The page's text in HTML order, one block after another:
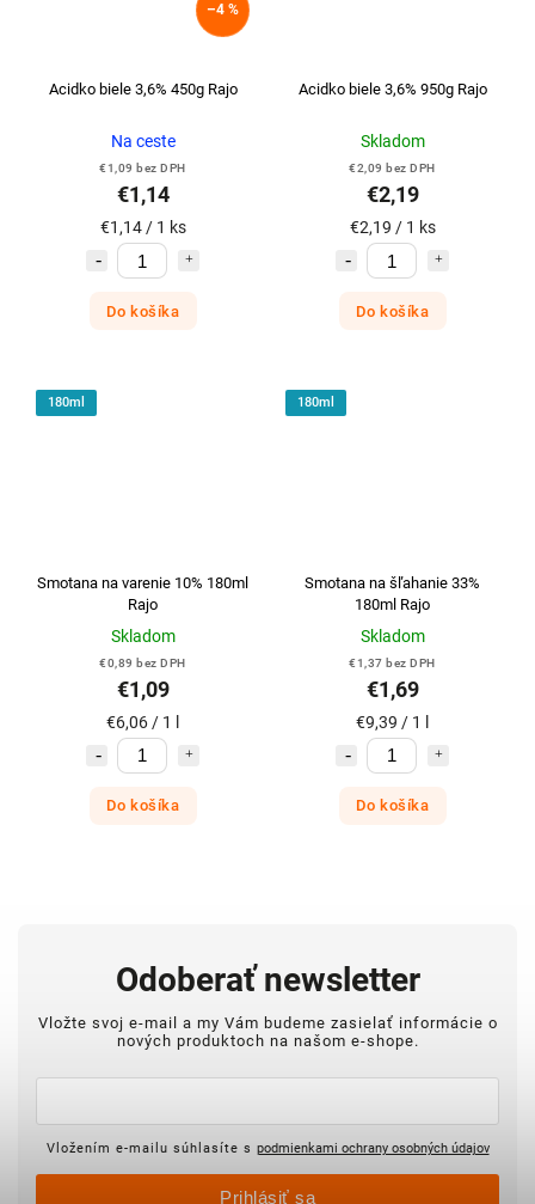
–4 %
Acidko biele 3,6% 450g Rajo
Na ceste
€1,09 bez DPH
€1,14
€1,14 / 1 ks
Do košíka
Acidko biele 3,6% 950g Rajo
Skladom
€2,09 bez DPH
€2,19
€2,19 / 1 ks
Do košíka
180ml
Smotana na varenie 10% 180ml
Rajo
Skladom
€0,89 bez DPH
€1,09
€6,06 / 1 l
Do košíka
180ml
Smotana na šľahanie 33%
180ml Rajo
Skladom
€1,37 bez DPH
€1,69
€9,39 / 1 l
Do košíka
Odoberať newsletter
Vložte svoj e-mail a my Vám budeme zasielať informácie o
nových produktoch na našom e-shope.
Vložením e-mailu súhlasíte s podmienkami ochrany osobných údajov
Prihlásiť sa